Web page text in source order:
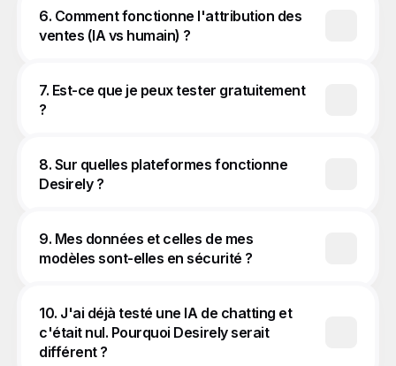
6. Comment fonctionne l'attribution des
ventes (IA vs humain) ?
7. Est-ce que je peux tester gratuitement
?
8. Sur quelles plateformes fonctionne
Desirely ?
9. Mes données et celles de mes
modèles sont-elles en sécurité ?
10. J'ai déjà testé une IA de chatting et
c'était nul. Pourquoi Desirely serait
différent ?